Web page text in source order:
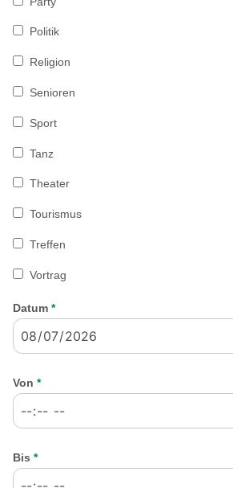
Politik
Religion
Senioren
Sport
Tanz
Theater
Tourismus
Treffen
Vortrag
Datum *
Von *
Bis *